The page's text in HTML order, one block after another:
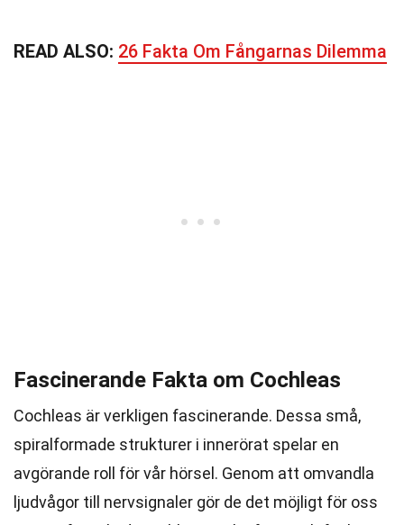
READ ALSO: 26 Fakta Om Fångarnas Dilemma
Fascinerande Fakta om Cochleas
Cochleas är verkligen fascinerande. Dessa små,
spiralformade strukturer i innerörat spelar en
avgörande roll för vår hörsel. Genom att omvandla
ljudvågor till nervsignaler gör de det möjligt för oss